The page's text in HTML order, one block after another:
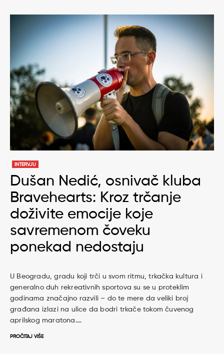
INTERVJU
Dušan Nedić, osnivač kluba
Bravehearts: Kroz trčanje
doživite emocije koje
savremenom čoveku
ponekad nedostaju
U Beogradu, gradu koji trči u svom ritmu, trkačka kultura i
generalno duh rekreativnih sportova su se u proteklim
godinama značajno razvili – do te mere da veliki broj
građana izlazi na ulice da bodri trkače tokom čuvenog
aprilskog maratona.…
PROČITAJ VIŠE